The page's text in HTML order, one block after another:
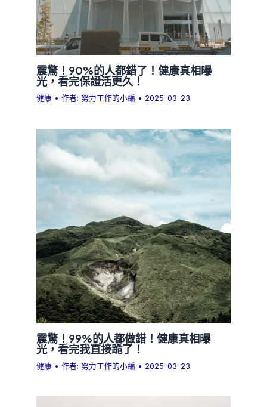
震驚！90%的人都錯了！健康真相曝
光，看完保證活更久！
健康 • 作者:努力工作的小編 • 2025-03-23
震驚！99%的人都做錯！健康真相曝
光，看完我直接跪了！
健康 • 作者:努力工作的小編 • 2025-03-23